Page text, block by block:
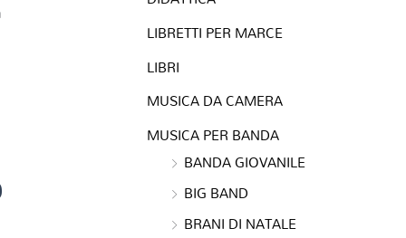
LIBRETTI PER MARCE
LIBRI
MUSICA DA CAMERA
MUSICA PER BANDA
BANDA GIOVANILE
BIG BAND
BRANI DI NATALE